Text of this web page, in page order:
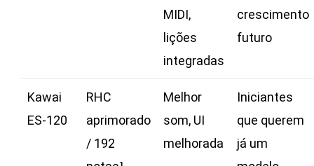
MIDI,
lições
integradas
crescimento
futuro
Kawai
ES‑120
RHC
aprimorado
/ 192
Melhor
som, UI
melhorada
Iniciantes
que querem
já um